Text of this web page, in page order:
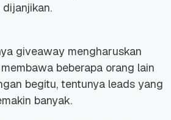
giveaway mengharuskan
beberapa orang lain
begitu, tentunya leads yang
banyak.